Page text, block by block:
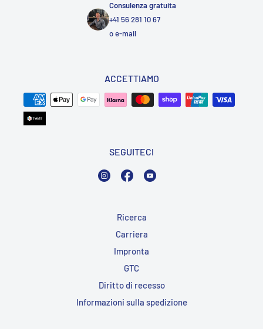
Consulenza gratuita
+41 56 281 10 67
oe-mail
ACCETTIAMO
SEGUITECI
InstagramFacebook
Ricerca
Carriera
Impronta
GTC
Diritto di recesso
Informazioni sulla spedizione